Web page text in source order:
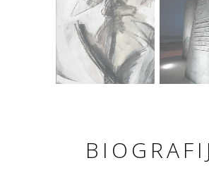
definiciji Mladenke Šolman,
gledaoca nezaobilaznim elanom
impostacija, suglasjem promišljenih,
spontanih rješenja, iznenađujućih
i imaginarnoga».
Njegova skulptura je najčešće
u njemu. Dakle, ni osvajanje masa
nego transparentan sklop koji se